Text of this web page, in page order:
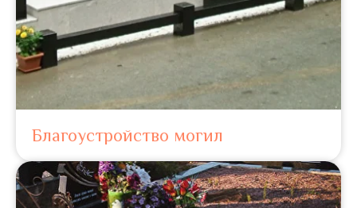
Благоустройство могил